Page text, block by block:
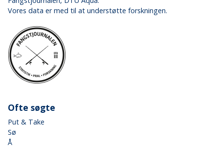
Vores data er med til at understøtte forskningen.
Ofte søgte
Put & Take
Sø
Å